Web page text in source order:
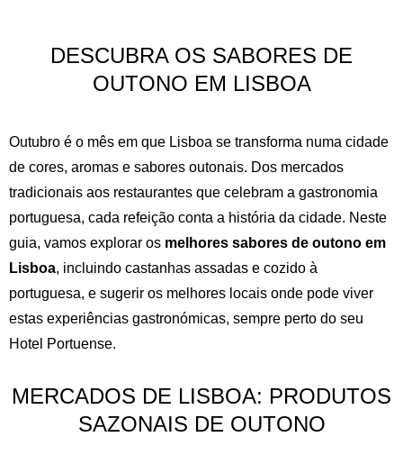
DESCUBRA OS SABORES DE
OUTONO EM LISBOA
Outubro é o mês em que Lisboa se transforma numa cidade
de cores, aromas e sabores outonais. Dos mercados
tradicionais aos restaurantes que celebram a gastronomia
portuguesa, cada refeição conta a história da cidade. Neste
guia, vamos explorar os melhores sabores de outono em
Lisboa, incluindo castanhas assadas e cozido à
portuguesa, e sugerir os melhores locais onde pode viver
estas experiências gastronómicas, sempre perto do seu
Hotel Portuense.
MERCADOS DE LISBOA: PRODUTOS
SAZONAIS DE OUTONO